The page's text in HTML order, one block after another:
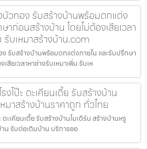
บัวทอง รับสร้างบ้านพร้อมตกแต่ง
าก่อนสร้างบ้าน โดยไม่ต้องเสียเวลา
รับเหมาสร้างบ้าน.com
ง รับสร้างบ้านพร้อมตกแต่งภายใน และรับปรึกษา
สียเวลาหาช่างรับเหมาเพิ่ม รับเห
งโป๊ะ ตะเคียนเตี้ย รับสร้างบ้าน
าสร้างบ้านราคาถูก ทั่วไทย
ตะเคียนเตี้ย รับสร้างบ้านโมเดิร์น สร้างบ้านหรู
าน รับต่อเติมบ้าน บริการออ